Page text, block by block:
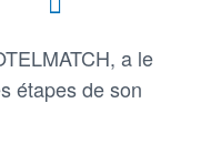
a le
étapes de son